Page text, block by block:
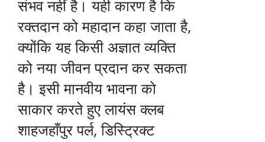
संभव नहीं है। यही कारण है कि
रक्तदान को महादान कहा जाता है,
क्योंकि यह किसी अज्ञात व्यक्ति
को नया जीवन प्रदान कर सकता
है। इसी मानवीय भावना को
साकार करते हुए लायंस क्लब
शाहजहाँपुर पर्ल, डिस्ट्रिक्ट